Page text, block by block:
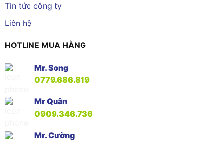
Tin tức công ty
Liên hệ
HOTLINE MUA HÀNG
Mr. Song
0779.686.819
Mr Quân
0909.346.736
Mr. Cường